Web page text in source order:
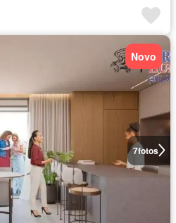
7fotos
Novo